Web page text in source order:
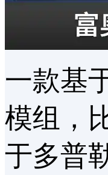
一款基
模组，
于多普